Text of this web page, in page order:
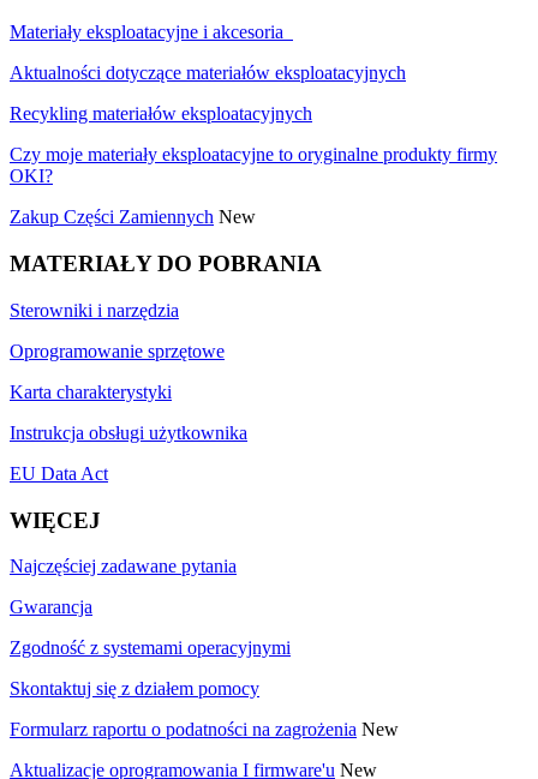
Materiały eksploatacyjne i akcesoria
Aktualności dotyczące materiałów eksploatacyjnych
Recykling materiałów eksploatacyjnych
Czy moje materiały eksploatacyjne to oryginalne produkty firmy
OKI?
Zakup Części Zamiennych New
MATERIAŁY DO POBRANIA
Sterowniki i narzędzia
Oprogramowanie sprzętowe
Karta charakterystyki
Instrukcja obsługi użytkownika
EU Data Act
WIĘCEJ
Najczęściej zadawane pytania
Gwarancja
Zgodność z systemami operacyjnymi
Skontaktuj się z działem pomocy
Formularz raportu o podatności na zagrożenia New
Aktualizacje oprogramowania I firmware'u New